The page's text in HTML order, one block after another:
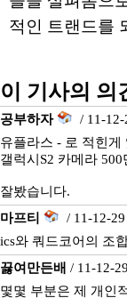
적인 트랜드를
이 기사의 의
공부하자 / 11-
유플라스 - 로 적힌게
갤럭시S2 카메라
잘봤습니다.
마프티
/ 11-12-
ics와 쿼드코어의 조
끓여만든배 / 11-12-
몇몇 부분은 제 개인